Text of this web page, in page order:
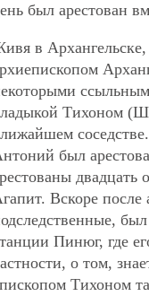
был арестован
в
Тихоном
был
двадцать
Вскоре после
Пинюг, где
о том,
Тихоном